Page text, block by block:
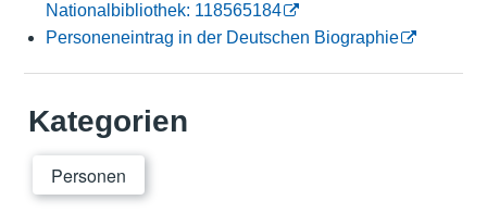
Nationalbibliothek: 118565184
Personeneintrag in der Deutschen Biographie
Kategorien
Personen